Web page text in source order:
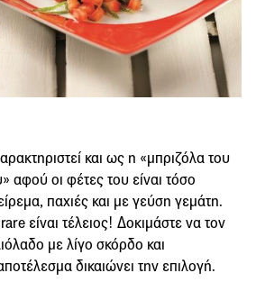
και ως η «μπριζόλα του
αφού οι φέτες του είναι τόσο
παχιές και με γεύση γεμάτη.
είναι τέλειος! Δοκιμάστε να τον
με λίγο σκόρδο και
δικαιώνει την επιλογή.